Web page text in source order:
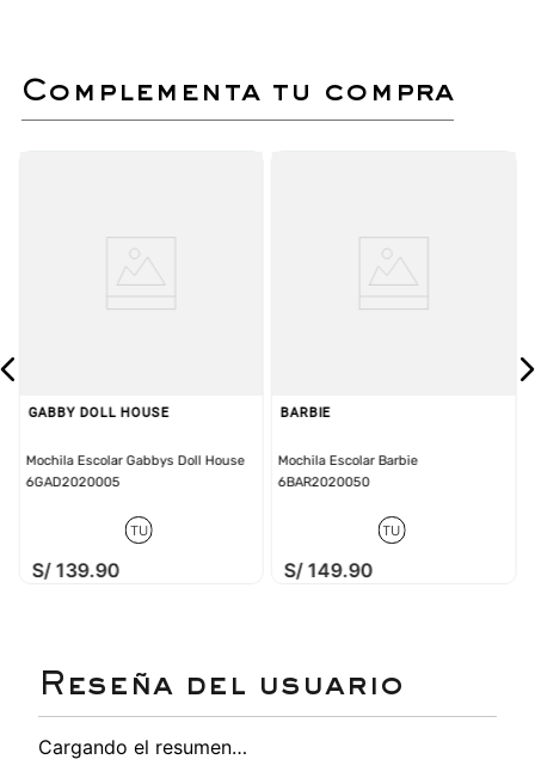
Zapatilla casual de capellada PU.
Planta antideslizante.
complementa tu compra
GABBY DOLL HOUSE
Mochila Escolar Gabbys Doll House
6GAD2020005
TU
S/ 139.90
BARBIE
Mochila Escolar Barbie
6BAR2020050
TU
S/ 149.90
Cargando el resumen…